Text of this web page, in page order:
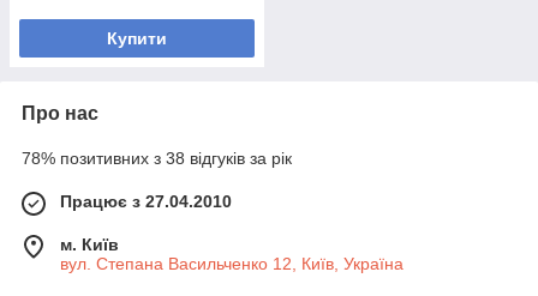
Купити
Про нас
78% позитивних з 38 відгуків за рік
Працює з 27.04.2010
м. Київ
вул. Степана Васильченко 12, Київ, Україна